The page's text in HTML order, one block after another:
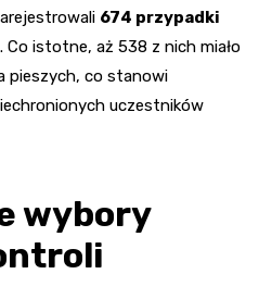
674 przypadki
. Co istotne, aż 538 z nich miało
pieszych, co stanowi
uczestników
wybory